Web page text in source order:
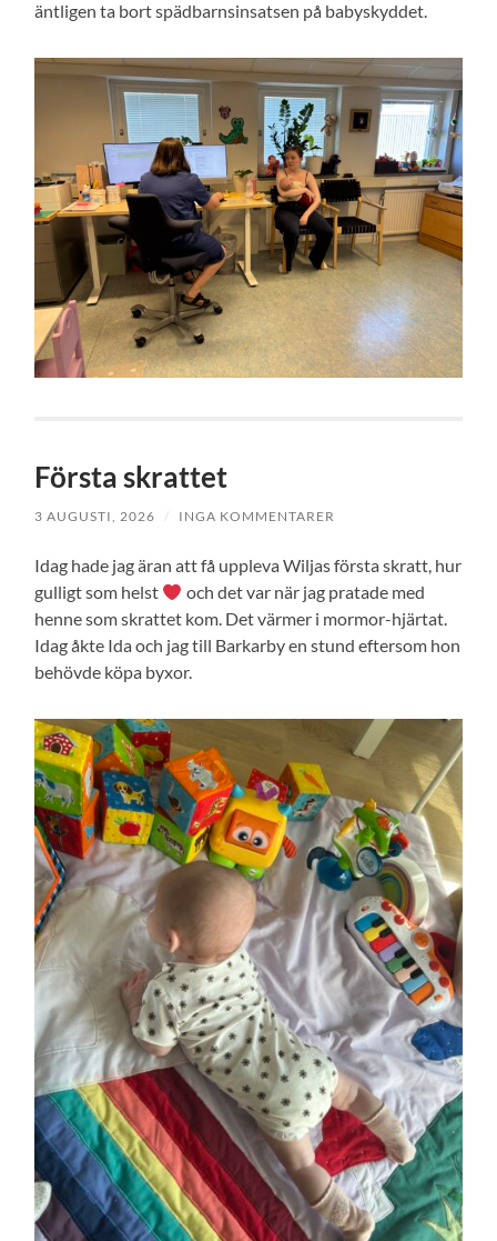
äntligen ta bort spädbarnsinsatsen på babyskyddet.
Första skrattet
3 AUGUSTI, 2026 / INGA KOMMENTARER
Idag hade jag äran att få uppleva Wiljas första skratt, hur
gulligt som helst
och det var när jag pratade med
henne som skrattet kom. Det värmer i mormor-hjärtat.
Idag åkte Ida och jag till Barkarby en stund eftersom hon
behövde köpa byxor.